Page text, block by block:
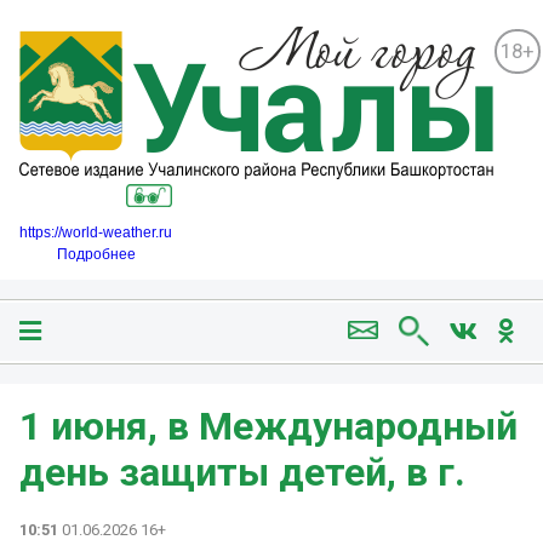
18+
https://world-weather.ru
Подробнее
1 июня, в Международный
день защиты детей, в г.
10:51 01.06.2026 16+